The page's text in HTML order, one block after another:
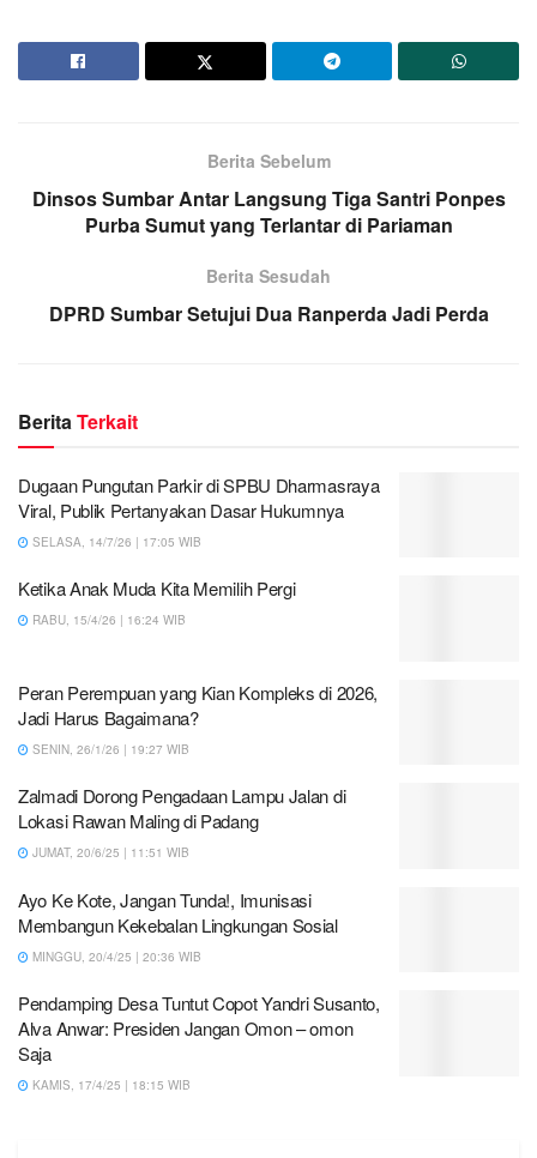
Berita Sebelum
Dinsos Sumbar Antar Langsung Tiga Santri Ponpes
Purba Sumut yang Terlantar di Pariaman
Berita Sesudah
DPRD Sumbar Setujui Dua Ranperda Jadi Perda
BeritaTerkait
Dugaan Pungutan Parkir di SPBU Dharmasraya
Viral, Publik Pertanyakan Dasar Hukumnya
SELASA, 14/7/26 | 17:05 WIB
Ketika Anak Muda Kita Memilih Pergi
RABU, 15/4/26 | 16:24 WIB
Peran Perempuan yang Kian Kompleks di 2026,
Jadi Harus Bagaimana?
SENIN, 26/1/26 | 19:27 WIB
Zalmadi Dorong Pengadaan Lampu Jalan di
Lokasi Rawan Maling di Padang
JUMAT, 20/6/25 | 11:51 WIB
Ayo Ke Kote, Jangan Tunda!, Imunisasi
Membangun Kekebalan Lingkungan Sosial
MINGGU, 20/4/25 | 20:36 WIB
Pendamping Desa Tuntut Copot Yandri Susanto,
Alva Anwar: Presiden Jangan Omon – omon
Saja
KAMIS, 17/4/25 | 18:15 WIB